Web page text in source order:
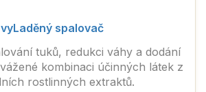
vyLaděný spalovač
tuků, redukci váhy a dodání
kombinaci účinných látek z
rostlinných extraktů.